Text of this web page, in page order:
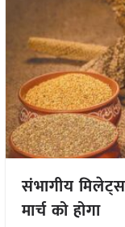
संभागीय
मार्च को होगा